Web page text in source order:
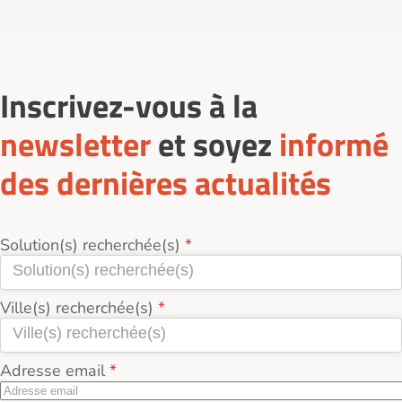
Inscrivez-vous à la
newsletteret soyez informé
des dernières actualités
Solution(s) recherchée(s)
Ville(s) recherchée(s)
Adresse email